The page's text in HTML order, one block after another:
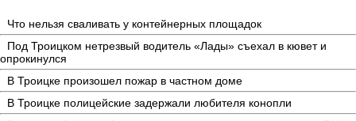
Что нельзя сваливать у контейнерных площадок
Под Троицком нетрезвый водитель «Лады» съехал в кювет и
опрокинулся
В Троицке произошел пожар в частном доме
В Троицке полицейские задержали любителя конопли